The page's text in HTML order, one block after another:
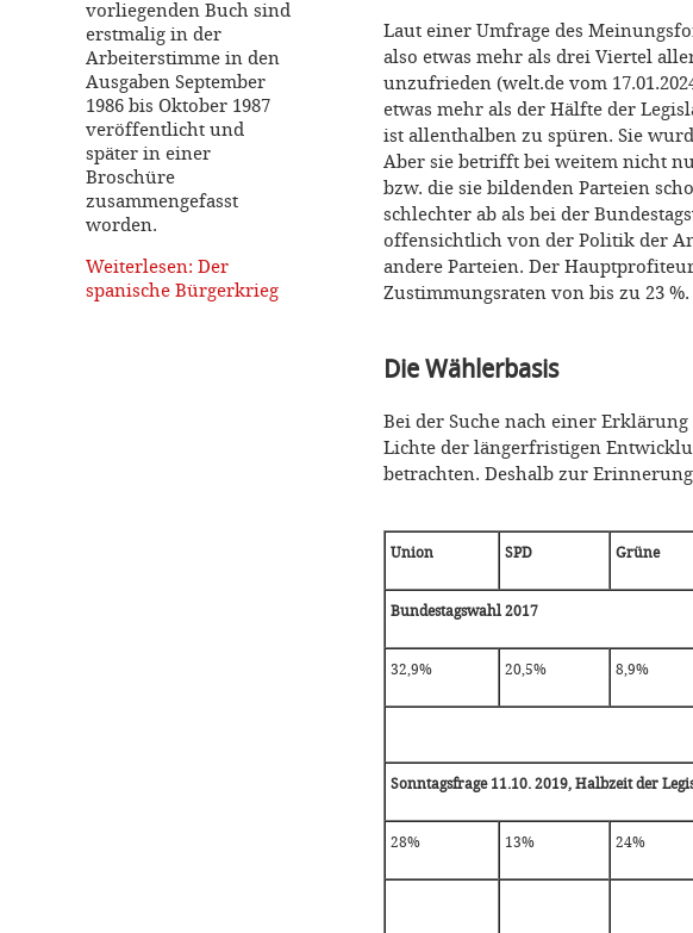
vorliegenden Buch sind
erstmalig in der
Arbeiterstimme in den
Ausgaben September
1986 bis Oktober 1987
veröffentlicht und
später in einer
Broschüre
zusammengefasst
worden.
Weiterlesen: Der
spanische Bürgerkrieg
Laut einer Umfrage des
also etwas mehr als drei Viertel
unzufrieden (welt.de vom
etwas mehr als der Hälfte der
ist allenthalben zu spüren. Sie
Aber sie betrifft bei weitem nicht
bzw. die sie bildenden Parteien
schlechter ab als bei der
offensichtlich von der Politik der
andere Parteien. Der
Zustimmungsraten von bis zu 23 %.
Die Wählerbasis
Bei der Suche nach einer
Lichte der längerfristigen
betrachten. Deshalb zur
Union SPD Grüne
Bundestagswahl 2017
32,9% 20,5% 8,9%
Sonntagsfrage 11.10. 2019, Halbzeit der
28% 13% 24%